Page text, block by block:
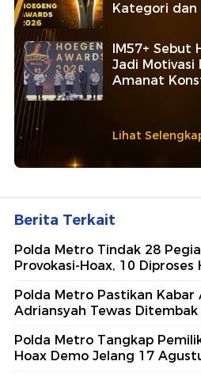
Kategori dan
IM57+ Sebut
Jadi Motivasi
Amanat
Lihat
Berita Terkait
Polda Metro Tindak 28
Provokasi-Hoax, 10 Diproses
Polda Metro Pastikan Kabar
Adriansyah Tewas Ditembak
Polda Metro Tangkap
Hoax Demo Jelang 17